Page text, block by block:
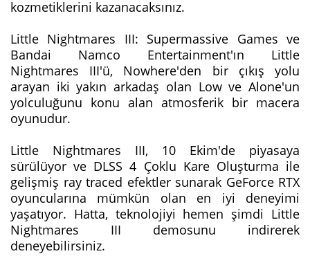
kozmetiklerini kazanacaksınız.
Little Nightmares III: Supermassive Games ve
Bandai Namco Entertainment'ın Little
Nightmares III'ü, Nowhere'den bir çıkış yolu
arayan iki yakın arkadaş olan Low ve Alone'un
yolculuğunu konu alan atmosferik bir macera
oyunudur.
Little Nightmares III, 10 Ekim'de piyasaya
sürülüyor ve DLSS 4 Çoklu Kare Oluşturma ile
gelişmiş ray traced efektler sunarak GeForce RTX
oyuncularına mümkün olan en iyi deneyimi
yaşatıyor. Hatta, teknolojiyi hemen şimdi Little
Nightmares III demosunu indirerek
deneyebilirsiniz.